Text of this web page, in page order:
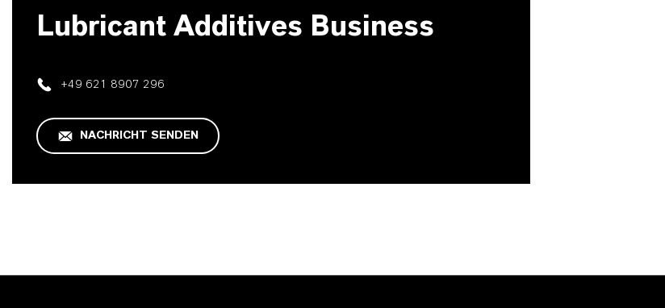
Lubricant Additives Business
+49 621 8907 296
NACHRICHT SENDEN